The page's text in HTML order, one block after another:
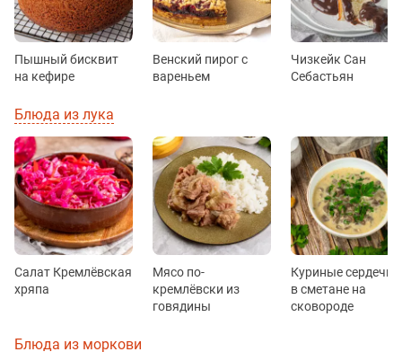
Пышный бисквит
на кефире
Венский пирог с
вареньем
Чизкейк Сан
Себастьян
Блюда из лука
Салат Кремлёвская
хряпа
Мясо по-
кремлёвски из
говядины
Куриные сердечки
в сметане на
сковороде
Блюда из моркови